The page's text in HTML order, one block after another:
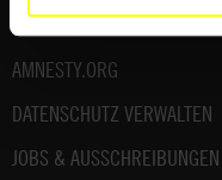
AMNESTY-MATERIAL
AMNESTY.ORG
DATENSCHUTZ VERWALTEN
JOBS & AUSSCHREIBUNGEN